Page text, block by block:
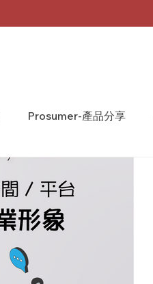
Prosumer-產品分享